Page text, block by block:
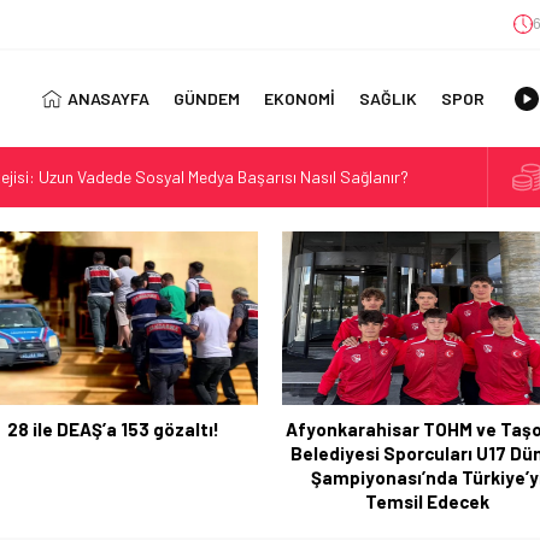
ANASAYFA GÜNDEM EKONOMİ SAĞLIK SPOR
Uzun Vadede Sosyal Medya Başarısı Nasıl Sağlanır?
Discover the Convenience of Istanbul Transfer Services
Kız Öğrenci Yurtları
Maliyetlerle Verimlilik Sağlayın
Your Canada Immigration Guide Awaits
Diş Tedavisinin Yeni Yüzü
Dünyada Öne Çıkan Bir İsim
Play Manufacturers for Your Business
Yerler Arasında Güven Neden Önemlidir?
Trendleri: Doğal ve Modern Tasarım Önerileri
28 ile DEAŞ’a 153 gözaltı!
Afyonkarahisar TOHM ve
Belediyesi Sporcuları U17
Şampiyonası’nda
Temsil Edecek